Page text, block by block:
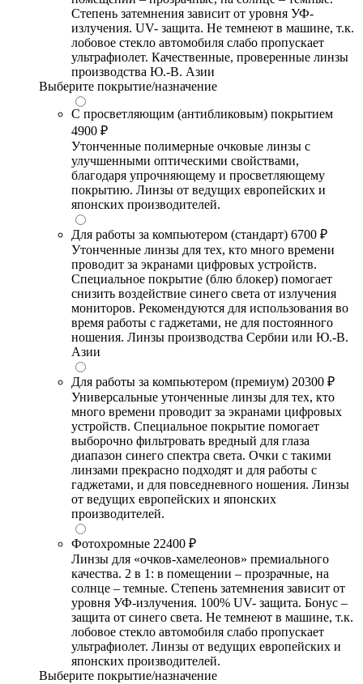
Степень затемнения зависит от уровня УФ-
излучения. UV- защита. Не темнеют в машине, т.к.
лобовое стекло автомобиля слабо пропускает
ультрафиолет. Качественные, проверенные линзы
производства Ю.-В. Азии
Выберите покрытие/назначение
С просветляющим (антибликовым) покрытием
4900 ₽
Утонченные полимерные очковые линзы с
улучшенными оптическими свойствами,
благодаря упрочняющему и просветляющему
покрытию. Линзы от ведущих европейских и
японских производителей.
Для работы за компьютером (стандарт) 6700 ₽
Утонченные линзы для тех, кто много времени
проводит за экранами цифровых устройств.
Специальное покрытие (блю блокер) помогает
снизить воздействие синего света от излучения
мониторов. Рекомендуются для использования во
время работы с гаджетами, не для постоянного
ношения. Линзы производства Сербии или Ю.-В.
Азии
Для работы за компьютером (премиум) 20300 ₽
Универсальные утонченные линзы для тех, кто
много времени проводит за экранами цифровых
устройств. Специальное покрытие помогает
выборочно фильтровать вредный для глаза
диапазон синего спектра света. Очки с такими
линзами прекрасно подходят и для работы с
гаджетами, и для повседневного ношения. Линзы
от ведущих европейских и японских
производителей.
Фотохромные 22400 ₽
Линзы для «очков-хамелеонов» премиального
качества. 2 в 1: в помещении – прозрачные, на
солнце – темные. Степень затемнения зависит от
уровня УФ-излучения. 100% UV- защита. Бонус –
защита от синего света. Не темнеют в машине, т.к.
лобовое стекло автомобиля слабо пропускает
ультрафиолет. Линзы от ведущих европейских и
японских производителей.
Выберите покрытие/назначение